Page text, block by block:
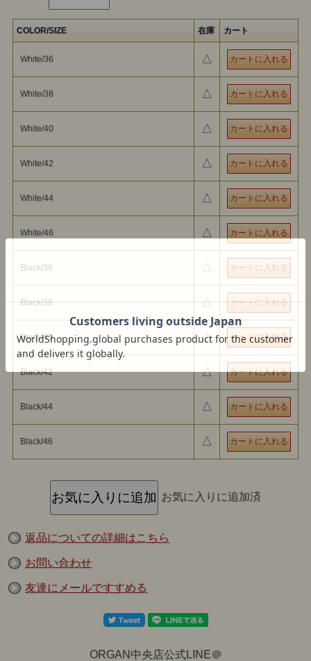
実用性を融合させ たジャケットです。
端正なシルエットを持ちながらも、ワークウェアならではの機能性と
このデザインは、「もしサックコートとカバーオールが別の進化を遂
げながら一つになったら」という発想から生まれました。クラシック
なテーラリングの美し さと、ワークウェアの無骨な魅力を絶妙なバ
ランスで掛け合わせることで、どこか懐かしく、それでいて新鮮な表
ジャケットとしても、ワークウェアとしても着こなせる曖昧な境界
線。その独特な存在感は、合わせるアイテムや着る人によってさまざ
まな表情を見せてくれま す。
過去の服に敬意を払いながら、新たな物語を描く。プリクエルらしい
発想から生まれた一着です。
WIGHT : 220gms / 6.5oz
COLOR/SIZE 在庫 カート
White/36 △
White/38 △
White/40 △
White/42 △
White/44 △
White/46 △
Black/36 △
Black/38 △
Black/40 △
Black/42 △
Black/44 △
Black/46 △
お気に入りに追加済
返品についての詳細はこちら
お問い合わせ
友達にメールですすめる
ORGAN中央店公式LINE＠